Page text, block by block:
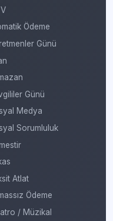
Ödeme
Günü
Günü
Medya
Sorumluluk
Atlat
Ödeme
/ Müzikal